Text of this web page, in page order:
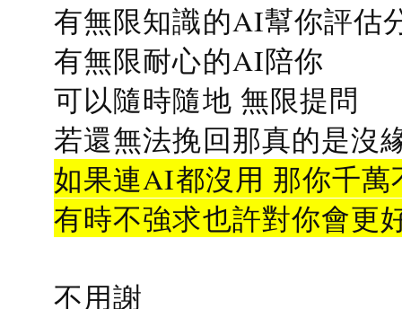
有無限知識的AI幫你評估
有無限耐心的AI陪你
可以隨時隨地 無限提問
若還無法挽回那真的是沒
如果連AI都沒用 那你千
有時不強求也許對你會更
不用謝